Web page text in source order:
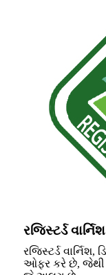
રજિસ્ટર્ડ
રજિસ્ટર્ડ
ઓફર કરે છે, જેથી